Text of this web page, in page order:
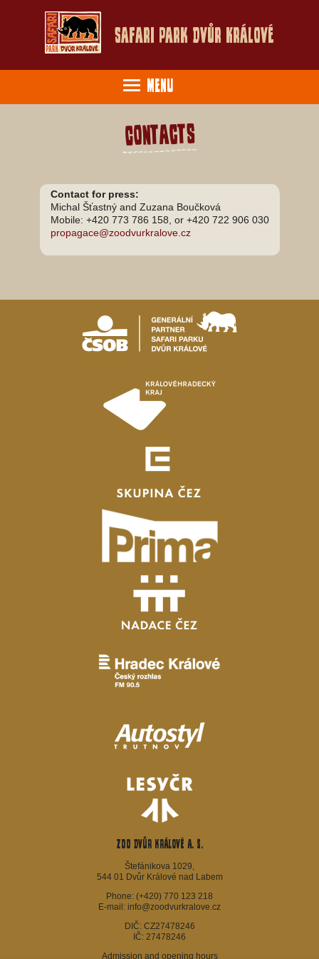
Safari Park Dvůr Králové
Menu
Contacts
Contact for press:
Michal Šťastný and Zuzana Boučková
Mobile: +420 773 786 158, or +420 722 906 030
propagace@zoodvurkralove.cz
ZOO Dvůr Králové a. s.
Štefánikova 1029,
544 01 Dvůr Králové nad Labem
Phone: (+420) 770 123 218
E-mail: info@zoodvurkralove.cz
DIČ: CZ27478246
IČ: 27478246
Admission and opening hours